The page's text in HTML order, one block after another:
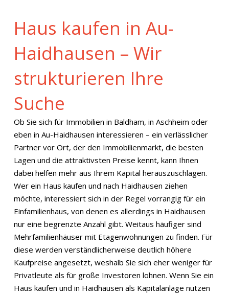
Haus kaufen in Au-
Haidhausen – Wir
strukturieren Ihre
Suche
Ob Sie sich für Immobilien in Baldham, in Aschheim oder
eben in Au-Haidhausen interessieren – ein verlässlicher
Partner vor Ort, der den Immobilienmarkt, die besten
Lagen und die attraktivsten Preise kennt, kann Ihnen
dabei helfen mehr aus Ihrem Kapital herauszuschlagen.
Wer ein Haus kaufen und nach Haidhausen ziehen
möchte, interessiert sich in der Regel vorrangig für ein
Einfamilienhaus, von denen es allerdings in Haidhausen
nur eine begrenzte Anzahl gibt. Weitaus häufiger sind
Mehrfamilienhäuser mit Etagenwohnungen zu finden. Für
diese werden verständlicherweise deutlich höhere
Kaufpreise angesetzt, weshalb Sie sich eher weniger für
Privatleute als für große Investoren lohnen. Wenn Sie ein
Haus kaufen und in Haidhausen als Kapitalanlage nutzen